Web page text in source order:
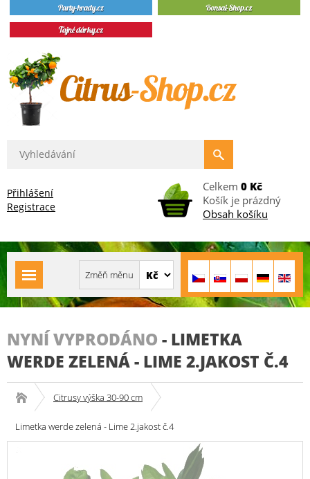
Přihlášení
Registrace
Celkem 0 Kč
Košík je prázdný
Obsah košíku
NYNÍ VYPRODÁNO - LIMETKA
WERDE ZELENÁ - LIME 2.JAKOST Č.4
Citrusy výška 30-90 cm
Limetka werde zelená - Lime 2.jakost č.4